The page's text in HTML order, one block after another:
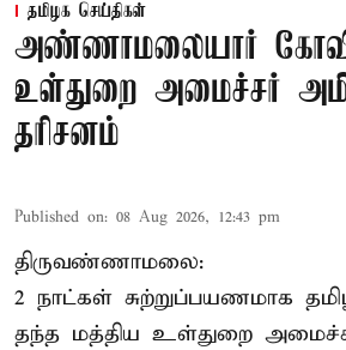
தமிழக செய்திகள்
அண்ணாமலையார்
உள்துறை அமைச்சர்
தரிசனம்
Published on: 08 Aug 2026, 12:43 pm
திருவண்ணாமலை:
2 நாட்கள் சுற்றுப்பயணமாக
தந்த மத்திய உள்துறை